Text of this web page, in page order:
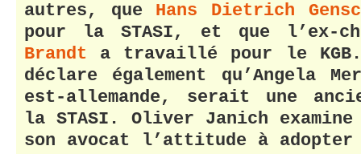
autres, que Hans Dietrich
pour la STASI, et que l’ex-
Brandt a travaillé pour le
déclare également qu’Angela
est-allemande, serait une
la STASI. Oliver Janich
son avocat l’attitude à